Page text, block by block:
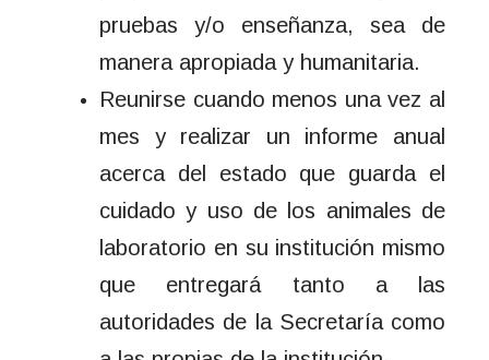
pruebas y/o enseñanza, sea de
manera apropiada y humanitaria.
Reunirse cuando menos una vez al
mes y realizar un informe anual
acerca del estado que guarda el
cuidado y uso de los animales de
laboratorio en su institución mismo
que entregará tanto a las
autoridades de la Secretaría como